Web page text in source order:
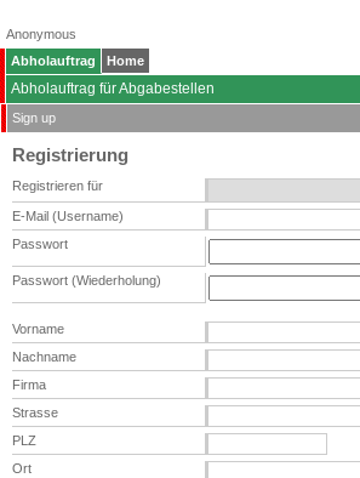
Anonymous
Abholauftrag
Home
Abholauftrag für Abgabestellen
Sign up
Registrierung
Registrieren für
E-Mail (Username)
Passwort
Passwort (Wiederholung)
Vorname
Nachname
Firma
Strasse
PLZ
Ort